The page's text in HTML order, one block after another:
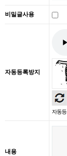
비밀글사용
자동등록방지
자동등
내용